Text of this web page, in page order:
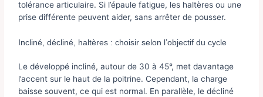
tolérance articulaire. Si l’épaule fatigue, les haltères ou une
prise différente peuvent aider, sans arrêter de pousser.
Incliné, décliné, haltères : choisir selon l’objectif du cycle
Le développé incliné, autour de 30 à 45°, met davantage
l’accent sur le haut de la poitrine. Cependant, la charge
baisse souvent, ce qui est normal. En parallèle, le décliné